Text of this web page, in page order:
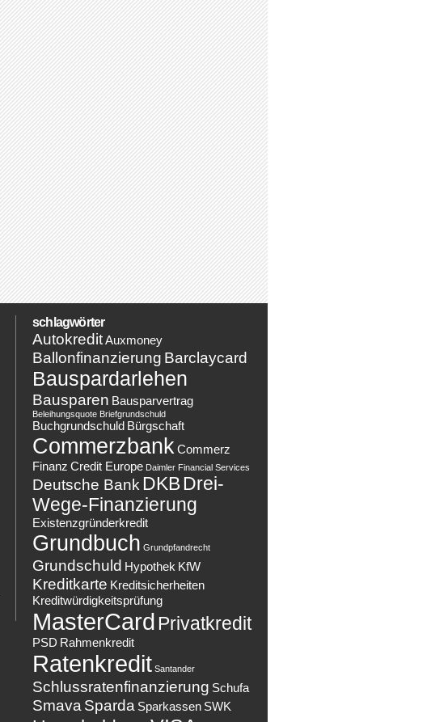
schlagwörter
AutokreditAuxmoney
Ballonfinanzierung Barclaycard
Bauspardarlehen
Bausparen Bausparvertrag
Beleihungsquote Briefgrundschuld
Buchgrundschuld Bürgschaft
Commerzbank Commerz
Finanz Credit Europe Daimler Financial Services
Deutsche Bank DKB Drei-
Wege-Finanzierung
Existenzgründerkredit
Grundbuch Grundpfandrecht
Grundschuld Hypothek KfW
Kreditkarte Kreditsicherheiten
Kreditwürdigkeitsprüfung
MasterCard Privatkredit
PSD Rahmenkredit
Ratenkredit Santander
Schlussratenfinanzierung Schufa
Smava Sparda Sparkassen SWK